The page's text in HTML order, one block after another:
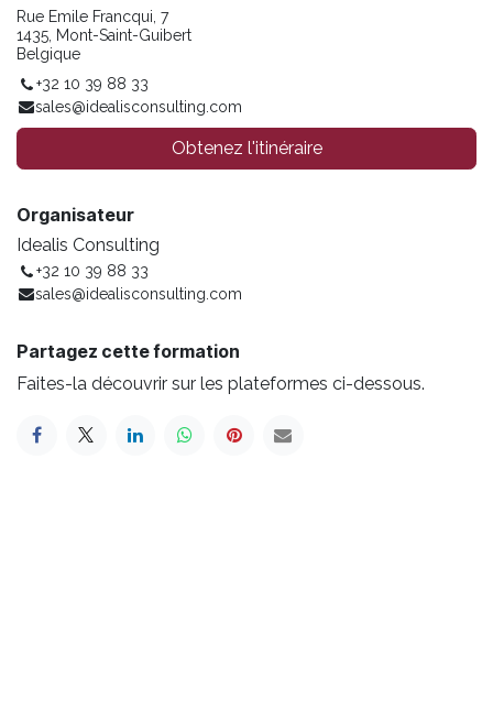
Rue Emile Francqui, 7
1435, Mont-Saint-Guibert
Belgique
+32 10 39 88 33
sales@idealisconsulting.com
Obtenez l'itinéraire
Organisateur
Idealis Consulting
+32 10 39 88 33
sales@idealisconsulting.com
Partagez cette formation
Faites-la découvrir sur les plateformes ci-dessous.